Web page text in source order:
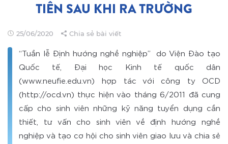
TIÊN SAU KHI RA TRƯỜNG
25/06/2020 Chia sẻ bài viết
“Tuần lễ Định hướng nghề nghiệp” do Viện Đào tạo
Quốc tế, Đại học Kinh tế quốc dân
(www.neufie.edu.vn) hợp tác với công ty OCD
(http://ocd.vn) thực hiện vào tháng 6/2011 đã cung
cấp cho sinh viên những kỹ năng tuyển dụng cần
thiết, tư vấn cho sinh viên về định hướng nghề
nghiệp và tạo cơ hội cho sinh viên giao lưu và chia sẻ